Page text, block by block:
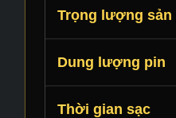
Trọng lượng sản
Dung lượng pin
Thời gian sạc